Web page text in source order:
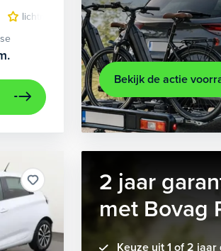
lichtmetalen velgen 16"
Bekijk de actie
2 jaar
met Bovag
Keuze uit 1 of 2